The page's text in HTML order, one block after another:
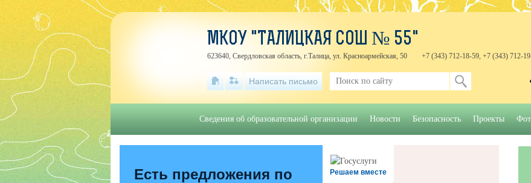
Решаем вместе
Есть предложения по
МКОУ "ТАЛИЦКАЯ СОШ № 55"
623640, Свердловская область, г.Талица, ул. Красноармейская, 50 +7 (343) 712-18-59, +7 (343) 712-
Написать письмо
Сведения об образовательной организации Новости Безопасность Проекты